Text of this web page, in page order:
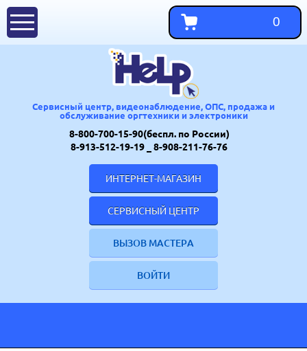
Сервисный центр, видеонаблюдение, ОПС, продажа и
обслуживание оргтехники и электроники
8-800-700-15-90(беспл. по России)
8-913-512-19-19
_ 8-908-211-76-76
ИНТЕРНЕТ-МАГАЗИН
СЕРВИСНЫЙ ЦЕНТР
ВЫЗОВ МАСТЕРА
ВОЙТИ
0